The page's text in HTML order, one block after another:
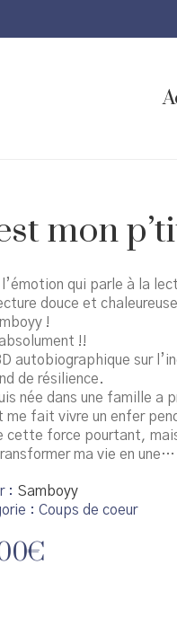
mon
l’émotion qui parle à la
douce et
!
!!
autobiographique sur
de résilience.
née dans une famille
me fait vivre un enfer
cette force pourtant,
ma vie en une…
Samboyy
: Coups de coeur
€